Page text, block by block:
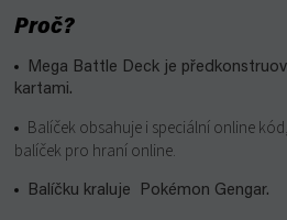
Proč?
Mega Battle Deck je
kartami.
Balíček obsahuje i speciální online
balíček pro hraní online.
Balíčku kraluje Pokémon Gengar.